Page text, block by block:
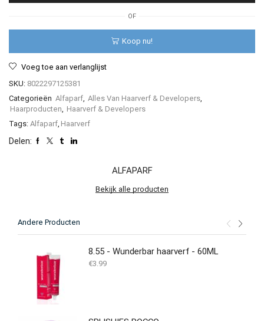
60ml
aantalOF
Koop nu!
Voeg toe aan verlanglijst
SKU: 8022297125381
Categorieën Alfaparf Alles Van Haarverf & Developers
Haarproducten
Haarverf & Developers
Tags: Alfaparf Haarverf
Delen:
ALFAPARF
Bekijk alle producten
Andere Producten
8.55 - Wunderbar haarverf - 60ML
€3.99